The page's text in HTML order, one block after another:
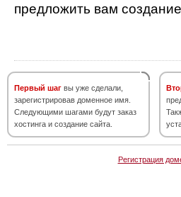
предложить вам
Первый шаг вы уже сделали,
зарегистрировав доменное имя.
Следующими шагами будут заказ
хостинга и создание сайта.
Регистрация